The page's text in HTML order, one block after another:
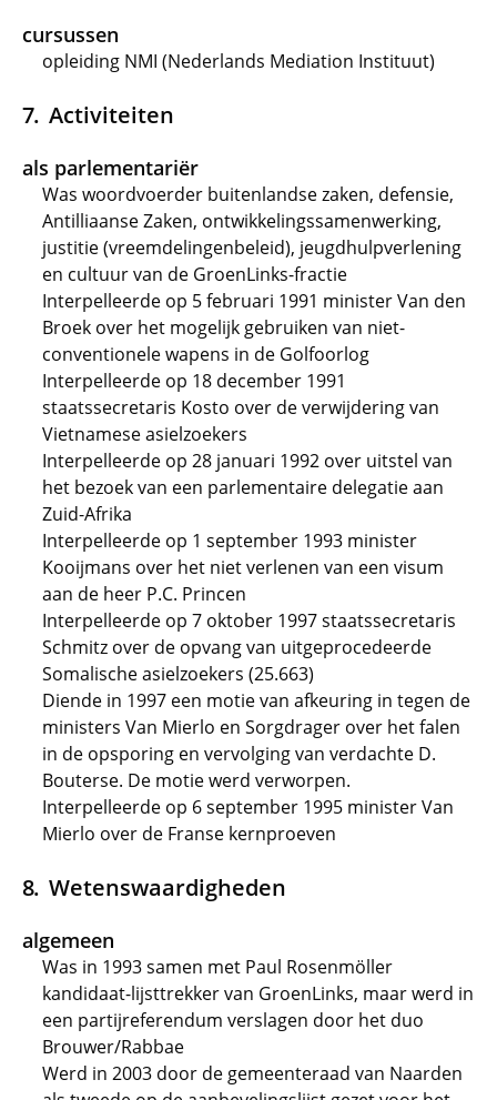
cursussen
opleiding NMI (Nederlands Mediation Instituut)
Activiteiten
als parlementariër
Was woordvoerder buitenlandse zaken, defensie,
Antilliaanse Zaken, ontwikkelingssamenwerking,
justitie (vreemdelingenbeleid), jeugdhulpverlening
en cultuur van de GroenLinks-fractie
Interpelleerde op 5 februari 1991 minister Van den
Broek over het mogelijk gebruiken van niet-
conventionele wapens in de Golfoorlog
Interpelleerde op 18 december 1991
staatssecretaris Kosto over de verwijdering van
Vietnamese asielzoekers
Interpelleerde op 28 januari 1992 over uitstel van
het bezoek van een parlementaire delegatie aan
Zuid-Afrika
Interpelleerde op 1 september 1993 minister
Kooijmans over het niet verlenen van een visum
aan de heer P.C. Princen
Interpelleerde op 7 oktober 1997 staatssecretaris
Schmitz over de opvang van uitgeprocedeerde
Somalische asielzoekers (25.663)
Diende in 1997 een motie van afkeuring in tegen de
ministers Van Mierlo en Sorgdrager over het falen
in de opsporing en vervolging van verdachte D.
Bouterse. De motie werd verworpen.
Interpelleerde op 6 september 1995 minister Van
Mierlo over de Franse kernproeven
Wetenswaardigheden
algemeen
Was in 1993 samen met Paul Rosenmöller
kandidaat-lijsttrekker van GroenLinks, maar werd in
een partijreferendum verslagen door het duo
Brouwer/Rabbae
Werd in 2003 door de gemeenteraad van Naarden